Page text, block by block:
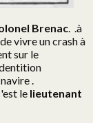
Brenac. .à
vivre un crash à
sur le
.
le lieutenant